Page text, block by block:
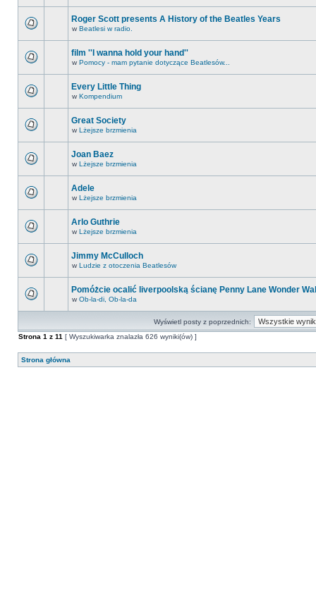
Roger Scott presents A History of the Beatles Years
w Beatlesi w radio.
film ''I wanna hold your hand''
w Pomocy - mam pytanie dotyczące Beatlesów...
Every Little Thing
w Kompendium
Great Society
w Lżejsze brzmienia
Joan Baez
w Lżejsze brzmienia
Adele
w Lżejsze brzmienia
Arlo Guthrie
w Lżejsze brzmienia
Jimmy McCulloch
w Ludzie z otoczenia Beatlesów
Pomóżcie ocalić liverpoolską ścianę Penny Lane Wonder
w Ob-la-di, Ob-la-da
Wyświetl posty z poprzednich:
Strona 1 z 11 [ Wyszukiwarka znalazła 626 wyniki(ów) ]
Strona główna